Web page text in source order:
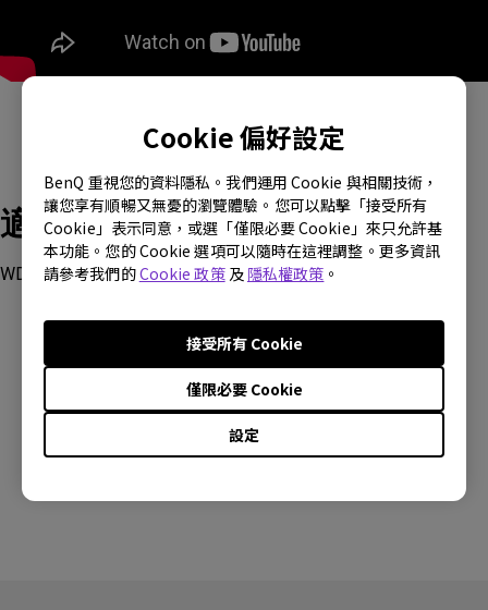
Cookie 偏好設定
BenQ 重視您的資料隱私。我們運用 Cookie 與相關技術，
讓您享有順暢又無憂的瀏覽體驗。您可以點擊「接受所有
Cookie」表示同意，或選「僅限必要 Cookie」來只允許基
本功能。您的 Cookie 選項可以隨時在這裡調整。更多資訊
請參考我們的Cookie 政策及 隱私權政策 。
設定
僅限必要 Cookie
接受所有 Cookie
適用產品型號
WDC15
這篇文章是否對您有幫助?